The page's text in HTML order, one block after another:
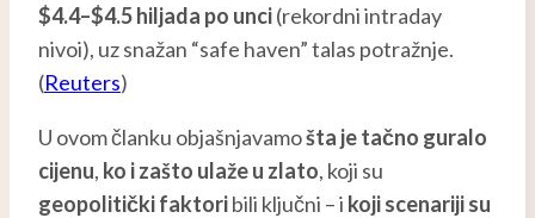
$4.4–$4.5 hiljada po unci(rekordni intraday
nivoi), uz snažan “safe haven” talas potražnje.
(Reuters)
U ovom članku objašnjavamošta je tačno guralo
cijenu, ko i zašto ulaže u zlato, koji su
geopolitički faktoribili ključni – i koji scenariji su